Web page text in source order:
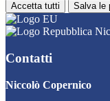
Accetta tutti Salva le
Contatti
Niccolò Copernico